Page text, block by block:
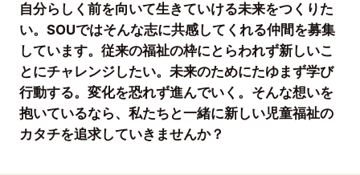
自分らしく前を向いて生きていける未来をつくりた
い。SOUではそんな志に共感してくれる仲間を募集
しています。従来の福祉の枠にとらわれず新しいこ
とにチャレンジしたい。未来のためにたゆまず学び
行動する。変化を恐れず進んでいく。そんな想いを
抱いているなら、私たちと一緒に新しい児童福祉の
カタチを追求していきませんか？